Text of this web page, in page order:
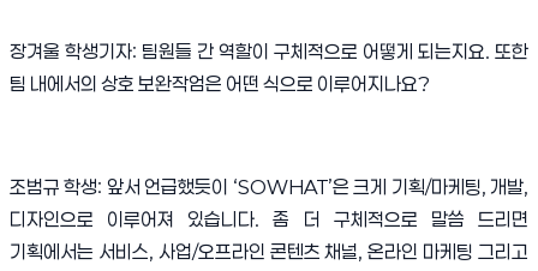
장겨울 학생기자: 팀원들 간 역할이 구체적으로 어떻게 되는지요. 또한
팀 내에서의 상호 보완작엄은 어떤 식으로 이루어지나요?
조범규 학생: 앞서 언급했듯이 ‘SOWHAT’은 크게 기획/마케팅, 개발,
디자인으로 이루어져 있습니다.좀 더 구체적으로 말씀 드리면
기획에서는 서비스, 사업/오프라인 콘텐츠 채널,온라인 마케팅 그리고